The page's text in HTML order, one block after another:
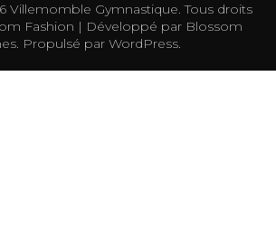
Villemomble Gymnastique. Tous droits
Fashion | Développé parBlossom
. Propulsé par WordPress.